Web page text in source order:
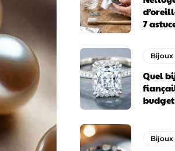
7
Bijoux
Quel
budget
Bijoux